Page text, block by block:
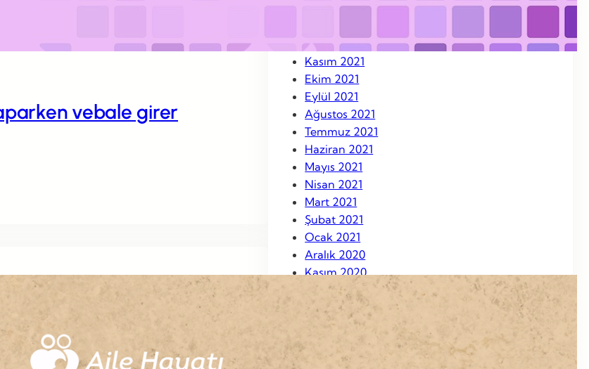
vebale girer
Nisan 2022
Aralık 2021
Kasım 2021
Ekim 2021
Eylül 2021
Ağustos 2021
Temmuz 2021
Haziran 2021
Mayıs 2021
Nisan 2021
Mart 2021
Şubat 2021
Ocak 2021
Aralık 2020
Kasım 2020
Ekim 2020
Eylül 2020
Ağustos 2020
Ağustos 2019
Ekim 2018